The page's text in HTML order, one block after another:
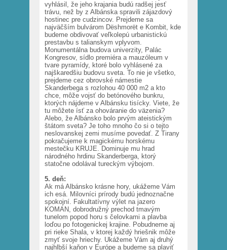
vyhlásil, že jeho krajania budú radšej jesť
trávu, než by z Albánska spravili zájazdový
hostinec pre cudzincov. Prejdeme sa
najväčším bulvárom Dëshmorët e Kombit, kde
budeme obdivovať veľkolepú urbanistickú
prestavbu s talianskym vplyvom.
Monumentálna budova univerzity, Palác
Kongresov, sídlo premiéra a mauzóleum v
tvare pyramídy, ktoré bolo vyhlásené za
najškaredšiu budovu sveta. To nie je všetko,
prejdeme cez obrovské námestie
Skanderbega s rozlohou 40 000 m2 a kto
chce, môže vojsť do betónového bunkru,
ktorých nájdeme v Albánsku tisícky. Viete, že
tu môžete ísť za ohováranie do väzenia?
Alebo, že Albánsko bolo prvým ateistickým
štátom sveta? Je toho mnoho čo si o tejto
neslovanskej zemi musíme povedať. Z Tirany
pokračujeme k magickému horskému
mestečku KRUJE. Dominuje mu hrad
národného hrdinu Skanderberga, ktorý
statočne odolával tureckým výbojom.
5. deň:
Ak má Albánsko krásne hory, ukážeme Vám
ich esá. Milovníci prírody budú jednoznačne
spokojní. Fakultatívny výlet na jazero
KOMAN, dobrodružný prechod tmavým
tunelom popod horu s čelovkami a plavba
loďou po fotogenickej krajine. Pobudneme aj
pri rieke Shala, v ktorej každý hriešnik môže
zmyť svoje hriechy. Ukážeme Vám aj druhý
najhlbší kaňon v Európe a budeme sa plaviť